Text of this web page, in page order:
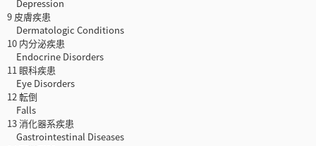
Depression
9 皮膚疾患
Dermatologic Conditions
10 内分泌疾患
Endocrine Disorders
11 眼科疾患
Eye Disorders
12 転倒
Falls
13 消化器系疾患
Gastrointestinal Diseases